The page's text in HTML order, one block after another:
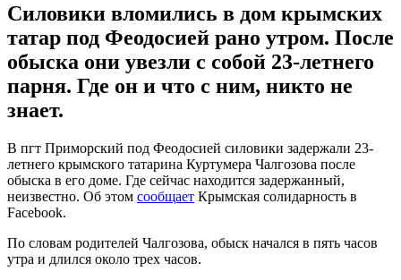
Силовики вломились в дом крымских
татар под Феодосией рано утром. После
обыска они увезли с собой 23-летнего
парня. Где он и что с ним, никто не
знает.
В пгт Приморский под Феодосией силовики задержали 23-
летнего крымского татарина Куртумера Чалгозова после
обыска в его доме. Где сейчас находится задержанный,
неизвестно. Об этом сообщает Крымская солидарность в
Facebook.
По словам родителей Чалгозова, обыск начался в пять часов
утра и длился около трех часов.